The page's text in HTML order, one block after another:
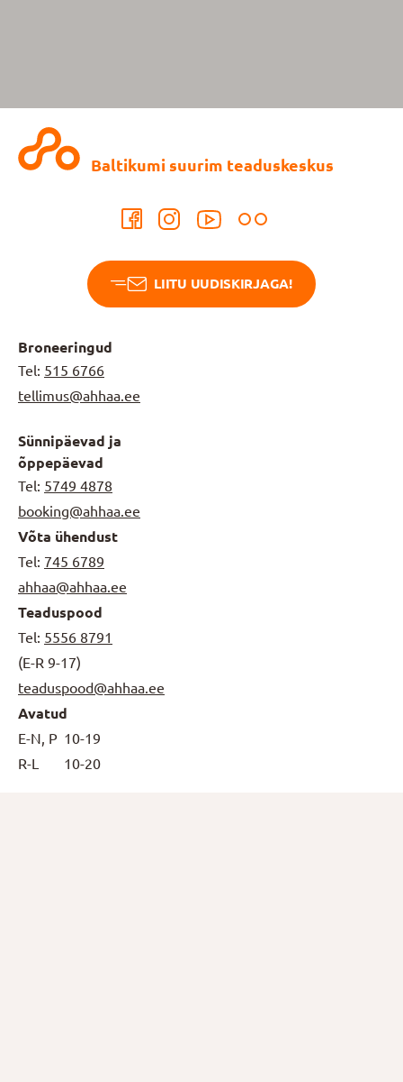
Baltikumi suurim teaduskeskus
LIITU UUDISKIRJAGA!
Broneeringud
Tel: 515 6766
tellimus@ahhaa.ee
Sünnipäevad ja
õppepäevad
Tel: 5749 4878
booking@ahhaa.ee
Võta ühendust
Tel: 745 6789
ahhaa@ahhaa.ee
Teaduspood
Tel: 5556 8791
(E-R 9-17)
teaduspood@ahhaa.ee
Avatud
E-N, P 10-19
R-L
10-20